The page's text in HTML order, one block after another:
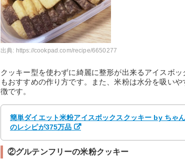
出典: https://cookpad.com/recipe/6650277
クッキー型を使わずに綺麗に整形が出来るアイスボ
もおすすめの作り方です。また、米粉は水分を吸い
徴です。
簡単ダイエット米粉アイスボックスクッキー by ちゃ
のレシピが375万品
②グルテンフリーの米粉クッキー